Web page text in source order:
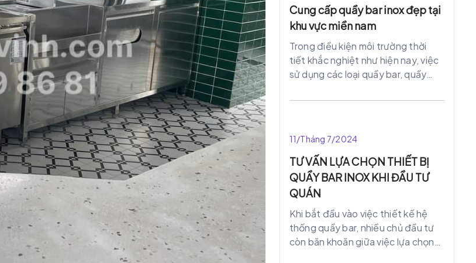
cafe, trà sữa, vậy việc thiết kế
quầy bar trước khi thi công làm
quán trà sữa, cafe là điều rất cần
thiết.
Cung cấp quầy bar inox đẹp tại
khu vực miền nam
Trong điều kiện môi trường thời
tiết khắc nghiệt như hiện nay, việc
sử dụng các loại quầy bar, quầy
vật liệu như gỗ, nhựa gây nhiều lo
vấn đề như: bị ngả màu, bị mối mọt,
bị công vênh sau một thời gian
ngán sử dụng….
11/Tháng 7/2024
TƯ VẤN LỰA CHỌN THIẾT BỊ
QUẦY BAR INOX KHI ĐẦU TƯ
QUÁN
Khi bắt đầu vào việc thiết kế hệ
thống quầy bar, nhiều chủ đầu tư
còn băn khoăn giữa việc lựa chọn